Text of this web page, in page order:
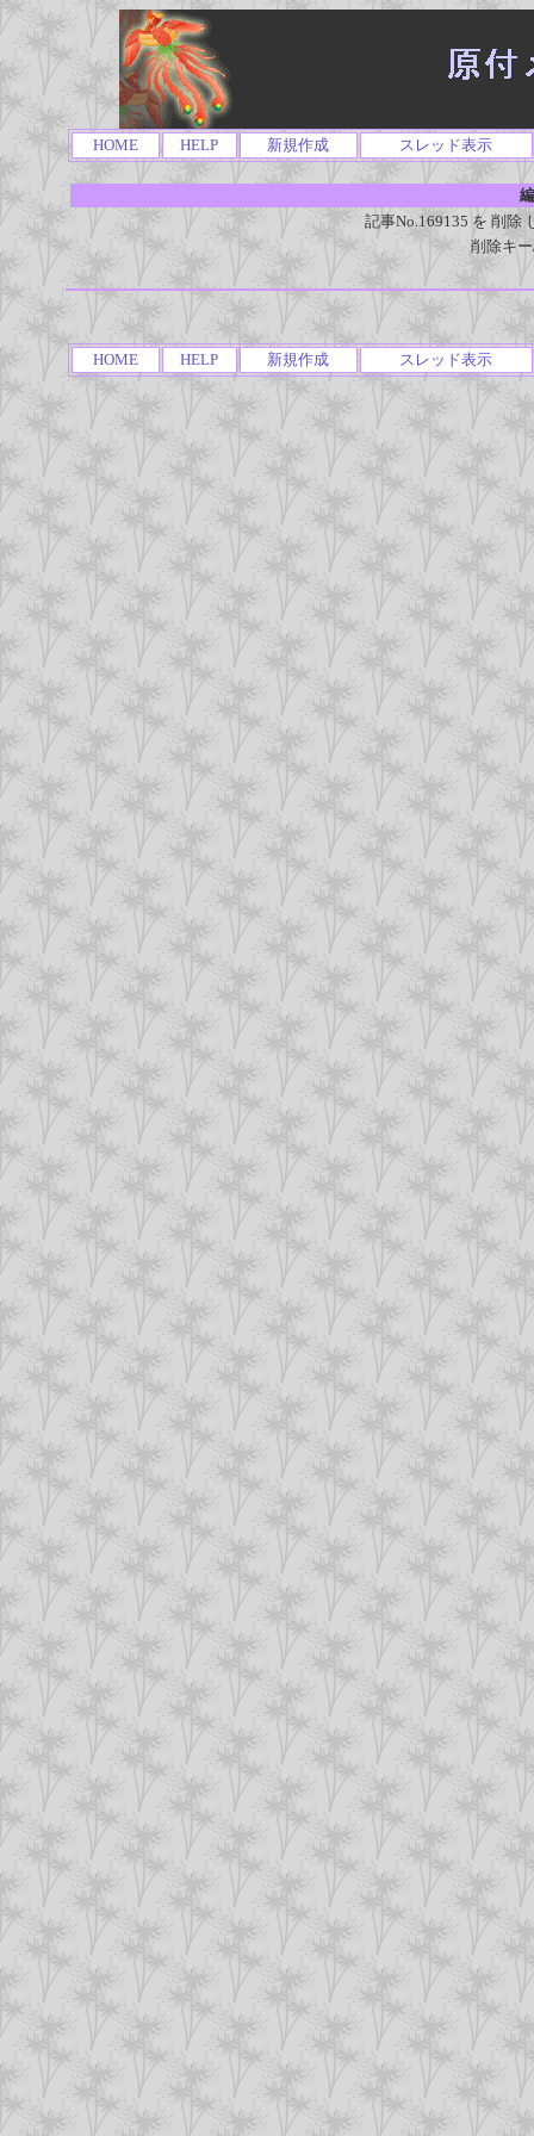
HOME HELP 新規作成 スレッド表示
記事No.169135 を 削除
削除キ
HOME HELP 新規作成 スレッド表示